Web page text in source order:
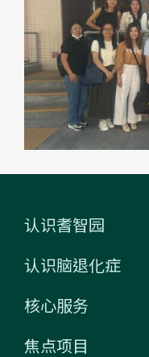
认识耆智园
认识脑退化症
核心服务
焦点项目